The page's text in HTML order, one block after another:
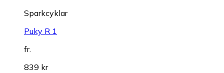
Sparkcyklar
Puky R 1
fr.
839 kr